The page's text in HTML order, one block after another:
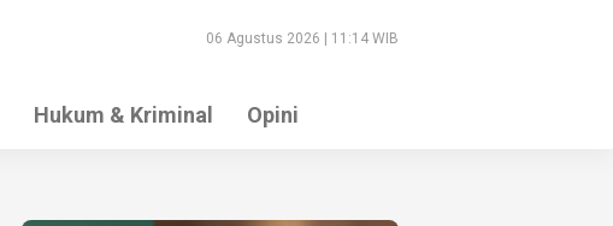
06 Agustus 2026 | 11:14 WIB
Hukum & Kriminal Opini